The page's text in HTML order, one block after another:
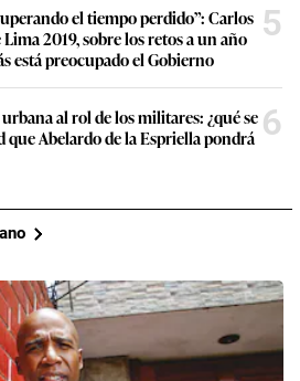
el tiempo perdido”: Carlos
2019, sobre los retos a un año
está preocupado el Gobierno
5
al rol de los militares: ¿qué se
que Abelardo de la Espriella pondrá 6